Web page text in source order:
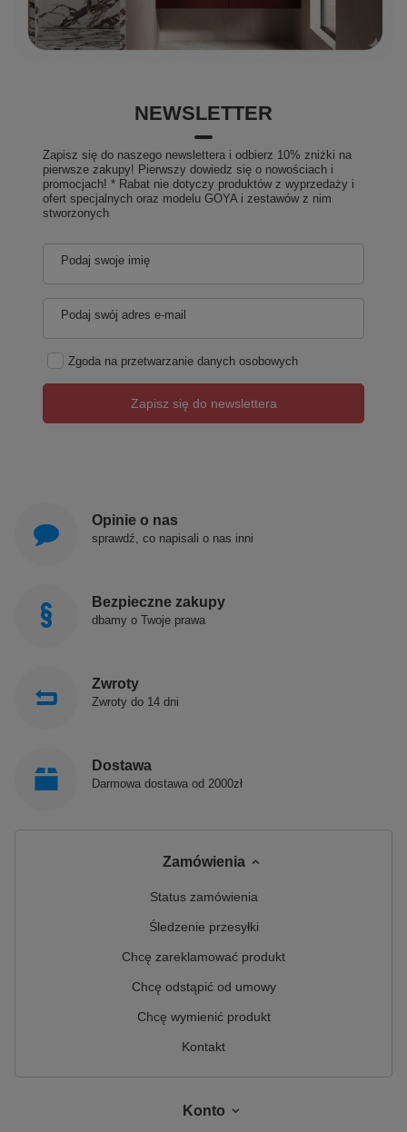
NEWSLETTER
Zapisz się do naszego newslettera i odbierz 10% zniżki na
pierwsze zakupy! Pierwszy dowiedz się o nowościach i
promocjach! * Rabat nie dotyczy produktów z wyprzedaży i
ofert specjalnych oraz modelu GOYA i zestawów z nim
stworzonych
Podaj swoje imię
Podaj swój adres e-mail
Zgoda na przetwarzanie danych osobowych
Zapisz się do newslettera
Opinie o nas
sprawdź, co napisali o nas inni
Bezpieczne zakupy
dbamy o Twoje prawa
Zwroty
Zwroty do 14 dni
Dostawa
Darmowa dostawa od 2000zł
Zamówienia
Status zamówienia
Śledzenie przesyłki
Chcę zareklamować produkt
Chcę odstąpić od umowy
Chcę wymienić produkt
Kontakt
Konto